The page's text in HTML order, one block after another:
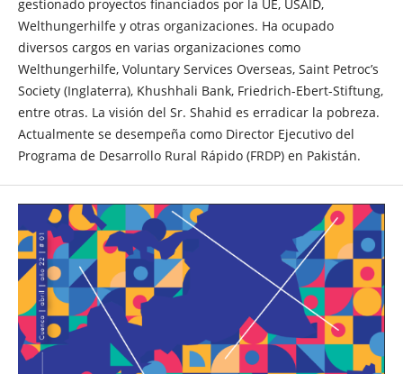
gestionado proyectos financiados por la UE, USAID,
Welthungerhilfe y otras organizaciones. Ha ocupado
diversos cargos en varias organizaciones como
Welthungerhilfe, Voluntary Services Overseas, Saint Petroc’s
Society (Inglaterra), Khushhali Bank, Friedrich-Ebert-Stiftung,
entre otras. La visión del Sr. Shahid es erradicar la pobreza.
Actualmente se desempeña como Director Ejecutivo del
Programa de Desarrollo Rural Rápido (FRDP) en Pakistán.